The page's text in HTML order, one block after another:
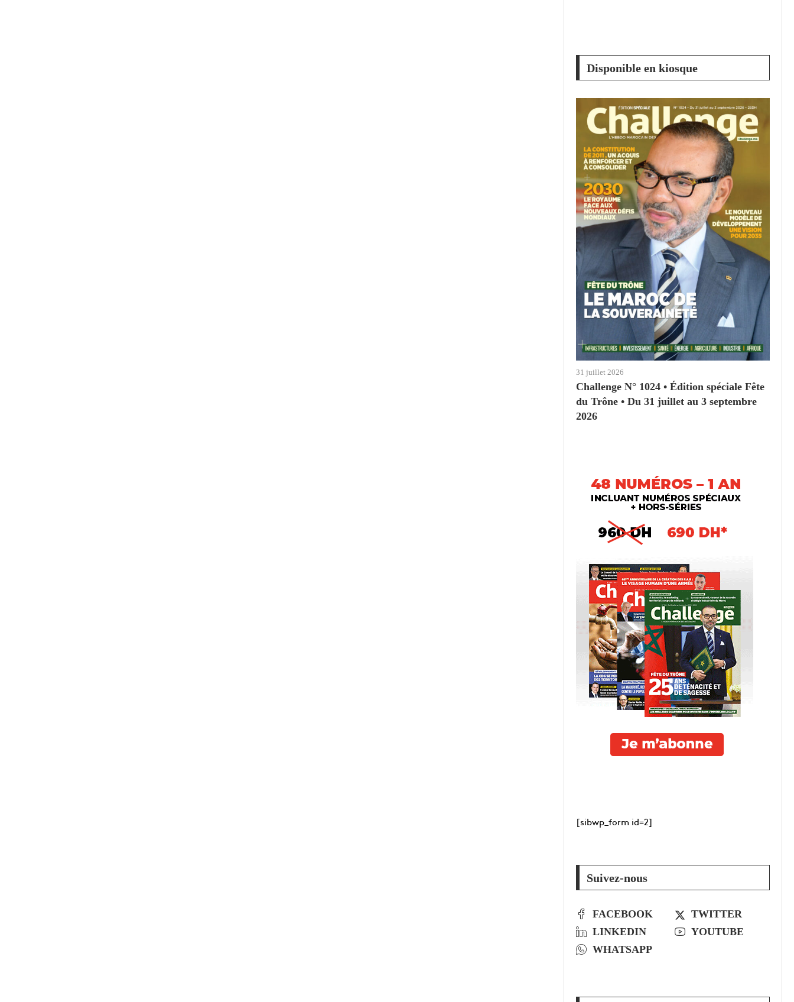
Disponible en kiosque
31 juillet 2026
Challenge N° 1024 • Édition spéciale Fête
du Trône • Du 31 juillet au 3 septembre
2026
[sibwp_form id=2]
Suivez-nous
FACEBOOK
TWITTER
LINKEDIN
YOUTUBE
WHATSAPP